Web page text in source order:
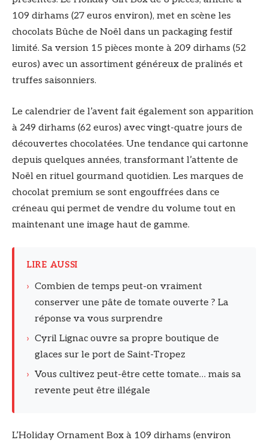
109 dirhams (27 euros environ), met en scène les
chocolats Bûche de Noël dans un packaging festif
limité. Sa version 15 pièces monte à 209 dirhams (52
euros) avec un assortiment généreux de pralinés et
truffes saisonniers.
Le calendrier de l’avent fait également son apparition
à 249 dirhams (62 euros) avec vingt-quatre jours de
découvertes chocolatées. Une tendance qui cartonne
depuis quelques années, transformant l’attente de
Noël en rituel gourmand quotidien. Les marques de
chocolat premium se sont engouffrées dans ce
créneau qui permet de vendre du volume tout en
maintenant une image haut de gamme.
LIRE AUSSI
› Combien de temps peut-on vraiment
conserver une pâte de tomate ouverte ? La
réponse va vous surprendre
› Cyril Lignac ouvre sa propre boutique de
glaces sur le port de Saint-Tropez
› Vous cultivez peut-être cette tomate… mais sa
revente peut être illégale
L’Holiday Ornament Box à 109 dirhams (environ